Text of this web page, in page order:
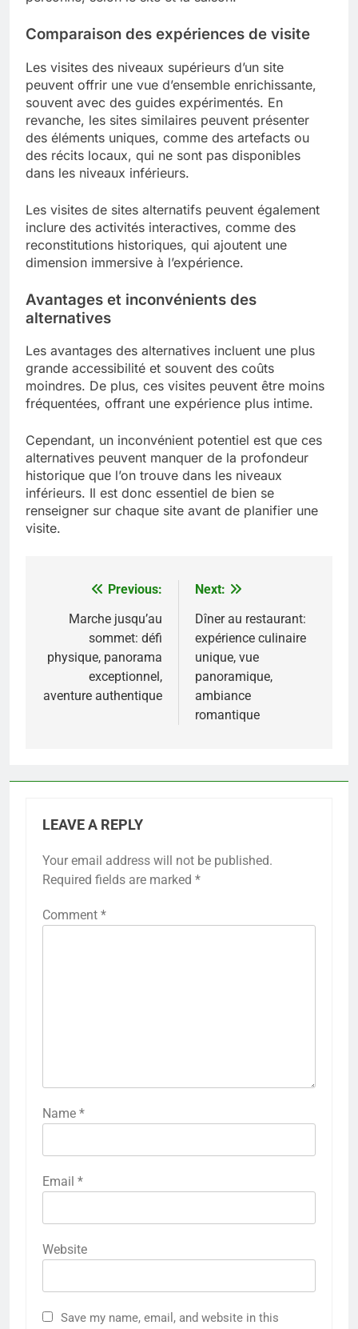
Comparaison des expériences de visite
Les visites des niveaux supérieurs d’un site
peuvent offrir une vue d’ensemble enrichissante,
souvent avec des guides expérimentés. En
revanche, les sites similaires peuvent présenter
des éléments uniques, comme des artefacts ou
des récits locaux, qui ne sont pas disponibles
dans les niveaux inférieurs.
Les visites de sites alternatifs peuvent également
inclure des activités interactives, comme des
reconstitutions historiques, qui ajoutent une
dimension immersive à l’expérience.
Avantages et inconvénients des
alternatives
Les avantages des alternatives incluent une plus
grande accessibilité et souvent des coûts
moindres. De plus, ces visites peuvent être moins
fréquentées, offrant une expérience plus intime.
Cependant, un inconvénient potentiel est que ces
alternatives peuvent manquer de la profondeur
historique que l’on trouve dans les niveaux
inférieurs. Il est donc essentiel de bien se
renseigner sur chaque site avant de planifier une
visite.
navigation
Previous:
Marche jusqu’au
sommet: défi
physique, panorama
exceptionnel,
aventure authentique
Next:
Dîner au restaurant:
expérience culinaire
unique, vue
panoramique,
ambiance
romantique
LEAVE A REPLY
Your email address will not be published.
Required fields are marked *
Comment *
Name *
Email *
Website
Save my name, email, and website in this